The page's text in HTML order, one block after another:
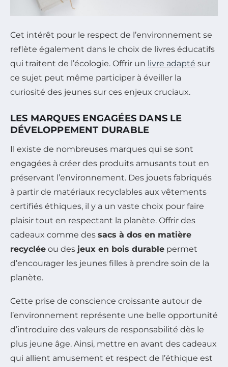
Cet intérêt pour le respect de l’environnement se
reflète également dans le choix de livres éducatifs
qui traitent de l’écologie. Offrir un livre adapté sur
ce sujet peut même participer à éveiller la
curiosité des jeunes sur ces enjeux cruciaux.
LES MARQUES ENGAGÉES DANS LE
DÉVELOPPEMENT DURABLE
Il existe de nombreuses marques qui se sont
engagées à créer des produits amusants tout en
préservant l’environnement. Des jouets fabriqués
à partir de matériaux recyclables aux vêtements
certifiés éthiques, il y a un vaste choix pour faire
plaisir tout en respectant la planète. Offrir des
cadeaux comme des sacs à dos en matière
recyclée ou des jeux en bois durable permet
d’encourager les jeunes filles à prendre soin de la
planète.
Cette prise de conscience croissante autour de
l’environnement représente une belle opportunité
d’introduire des valeurs de responsabilité dès le
plus jeune âge. Ainsi, mettre en avant des cadeaux
qui allient amusement et respect de l’éthique est